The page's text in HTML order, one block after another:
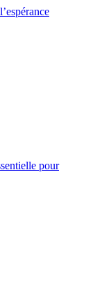
pour